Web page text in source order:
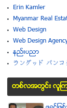
Erin Kamler
Myanmar Real
Web Design
Web Design
နည္းပညာ
ラングッド バンコ
တစ္လအတြင္း လူၾ